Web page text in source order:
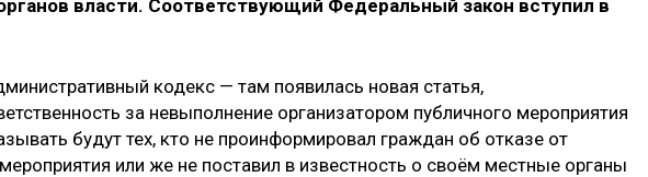
власти. Соответствующий Федеральный закон вступил в
кодекс — там появилась новая статья,
за невыполнение организатором публичного мероприятия
будут тех, кто не проинформировал граждан об отказе от
или же не поставил в известность о своём местные органы